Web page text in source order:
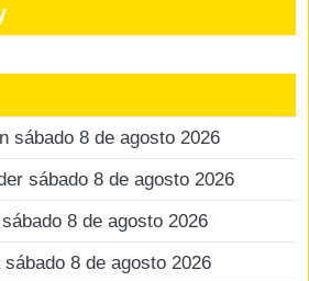
sábado 8 de agosto 2026
sábado 8 de agosto 2026
8 de agosto 2026
8 de agosto 2026